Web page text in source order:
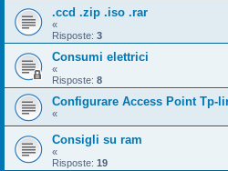
.ccd .zip .iso .rar
«
Risposte: 3
Consumi elettrici
«
Risposte: 8
Configurare Access Point Tp-
«
Consigli su ram
«
Risposte: 19